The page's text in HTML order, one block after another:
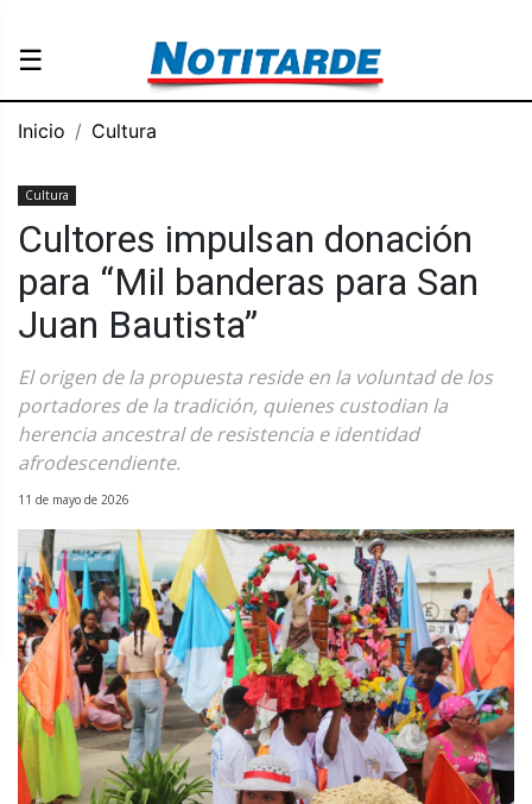
☰
Inicio Cultura
Cultura
Cultores impulsan donación
para “Mil banderas para San
Juan Bautista”
El origen de la propuesta reside en la voluntad de los
portadores de la tradición, quienes custodian la
herencia ancestral de resistencia e identidad
afrodescendiente.
11 de mayo de 2026